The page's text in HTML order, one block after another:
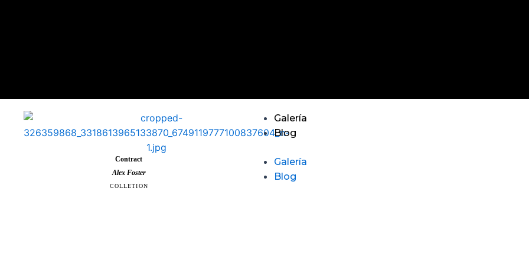
Contract
Alex Foster
COLLETION
Galería
Blog
Galería
Blog